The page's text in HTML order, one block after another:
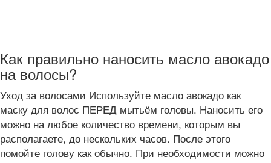
Как правильно наносить масло авокадо
на волосы?
Уход за волосами Используйте масло авокадо как
маску для волос ПЕРЕД мытьём головы. Наносить его
можно на любое количество времени, которым вы
располагаете, до нескольких часов. После этого
помойте голову как обычно. При необходимости можно